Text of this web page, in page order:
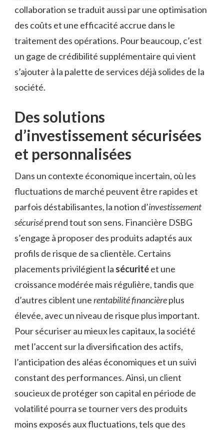
collaboration se traduit aussi par une optimisation
des coûts et une efficacité accrue dans le
traitement des opérations. Pour beaucoup, c’est
un gage de crédibilité supplémentaire qui vient
s’ajouter à la palette de services déjà solides de la
société.
Des solutions
d’investissement sécurisées
et personnalisées
Dans un contexte économique incertain, où les
fluctuations de marché peuvent être rapides et
parfois déstabilisantes, la notion d’investissement
sécuriséprend tout son sens. Financière DSBG
s’engage à proposer des produits adaptés aux
profils de risque de sa clientèle. Certains
placements privilégient la sécuritéet une
croissance modérée mais régulière, tandis que
d’autres ciblent unerentabilité financièreplus
élevée, avec un niveau de risque plus important.
Pour sécuriser au mieux les capitaux, la société
met l’accent sur la diversification des actifs,
l’anticipation des aléas économiques et un suivi
constant des performances. Ainsi, un client
soucieux de protéger son capital en période de
volatilité pourra se tourner vers des produits
moins exposés aux fluctuations, tels que des